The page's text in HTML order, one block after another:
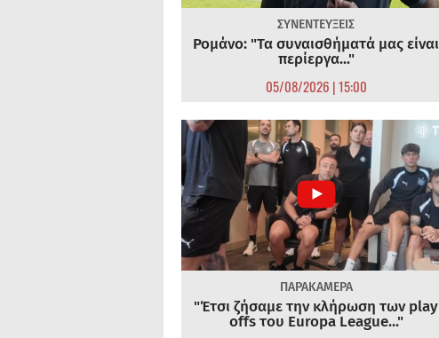
ΣΥΝΕΝΤΕΥΞΕΙΣ
Ρομάνο: "Τα συναισθήματά μας είναι
περίεργα..."
05/08/2026 | 15:00
ΠΑΡΑΚΑΜΕΡΑ
"Έτσι ζήσαμε την κλήρωση των play
offs του Europa League..."